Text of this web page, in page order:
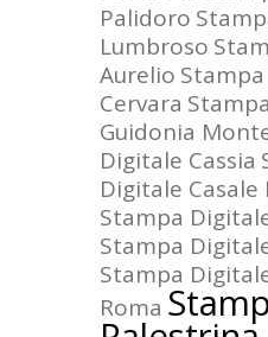
Palidoro
Lumbroso
Aurelio
Cervara
Guidonia
Digitale Cassia
Digitale
Stampa
Stampa
Stampa
Roma